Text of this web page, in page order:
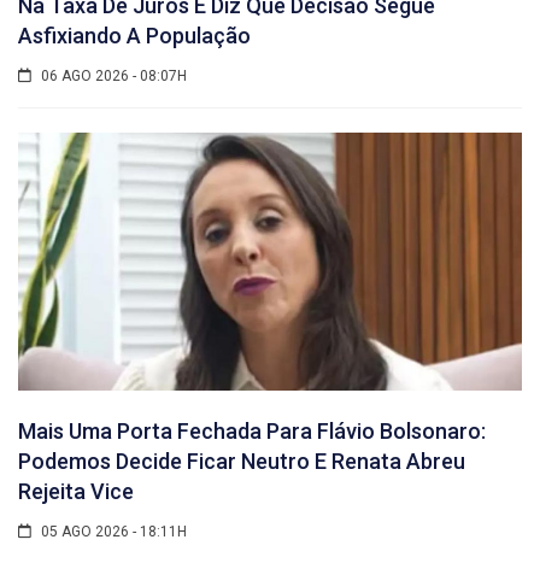
Na Taxa De Juros E Diz Que Decisão Segue
Asfixiando A População
06 AGO 2026 - 08:07H
Mais Uma Porta Fechada Para Flávio Bolsonaro:
Podemos Decide Ficar Neutro E Renata Abreu
Rejeita Vice
05 AGO 2026 - 18:11H